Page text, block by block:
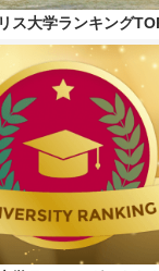
ス大学ランキング